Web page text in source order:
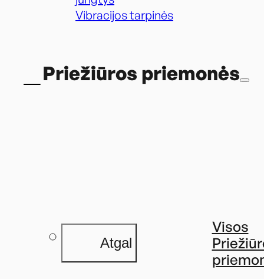
Vibracijos tarpinės
Priežiūros priemonės
Atgal
Visos